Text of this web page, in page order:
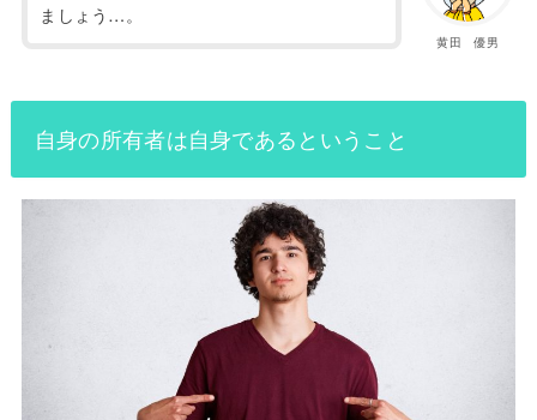
黄田 優男
ましょう…。
自身の所有者は自身であるということ